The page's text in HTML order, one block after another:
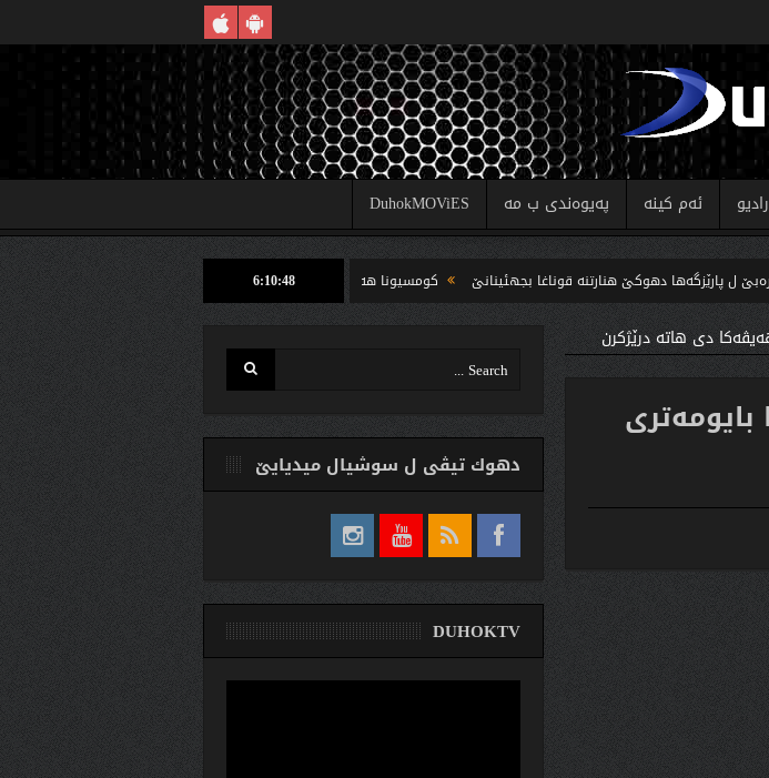
رادیو ئەم کینە پەیوەندی ب مە DuhokMOViES
كومسیونا هه‌لبژارتنان ل شێخان ب رێكا دهوك تیڤى داخوازێ ژ وه‌لاتییان دكه‌ت
6:10:49
دی هاتە درێژكرن
دهوك تیڤی ل سوشیال ميديایێ
DUHOKTV